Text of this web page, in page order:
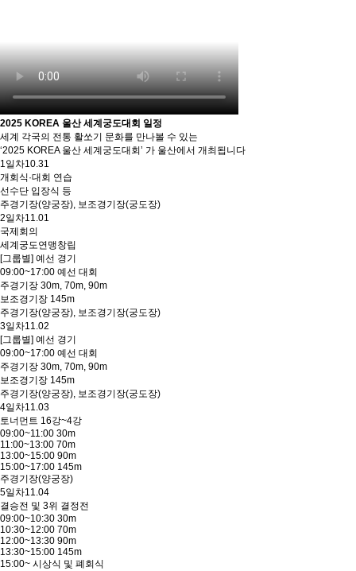
2025 KOREA 울산 세계궁도대회 일정
세계 각국의 전통 활쏘기 문화를 만나볼 수 있는
‘2025 KOREA 울산 세계궁도대회’ 가 울산에서 개최됩니다
1일차10.31
개회식·대회 연습
선수단 입장식 등
주경기장(양궁장), 보조경기장(궁도장)
2일차11.01
국제회의
세계궁도연맹창립
[그룹별] 예선 경기
09:00~17:00 예선 대회
주경기장 30m, 70m, 90m
보조경기장 145m
주경기장(양궁장), 보조경기장(궁도장)
3일차11.02
[그룹별] 예선 경기
09:00~17:00 예선 대회
주경기장 30m, 70m, 90m
보조경기장 145m
주경기장(양궁장), 보조경기장(궁도장)
4일차11.03
토너먼트 16강~4강
09:00~11:00 30m
11:00~13:00 70m
13:00~15:00 90m
15:00~17:00 145m
주경기장(양궁장)
5일차11.04
결승전 및 3위 결정전
09:00~10:30 30m
10:30~12:00 70m
12:00~13:30 90m
13:30~15:00 145m
15:00~ 시상식 및 폐회식